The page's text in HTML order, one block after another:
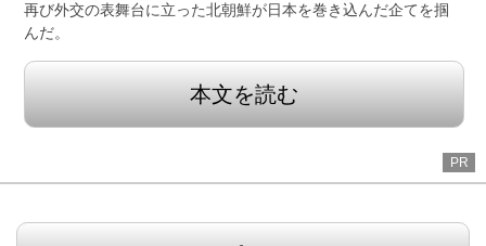
再び外交の表舞台に立った北朝鮮が日本を巻き込んだ企てを掴
んだ。
本文を読む
PR